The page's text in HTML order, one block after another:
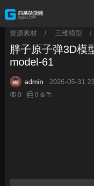
资源素材 / 三维模型
胖子原子弹3D模
model-61
admin
2026-05-31
0
0 金币